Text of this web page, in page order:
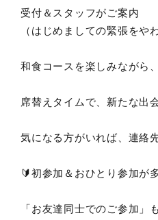
受付＆スタッフがご案内
（はじめましての緊張をや
和食コースを楽しみながら
席替えタイムで、新たな出
気になる方がいれば、連絡
🔰初参加＆おひとり参加が
「お友達同士でのご参加」